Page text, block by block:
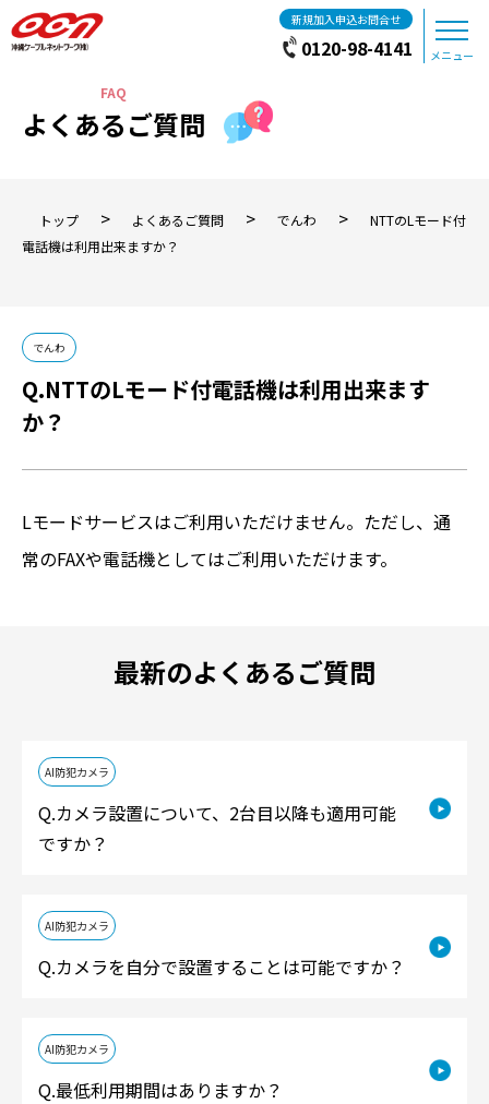
新規加入申込お問合せ
0120-98-4141 メニュー
よくあるご質問
トップ > よくあるご質問 > でんわ >
NTTのLモード付
電話機は利用出来ますか？
でんわ
NTTのLモード付電話機は利用出来ます
か？
Lモードサービスはご利用いただけません。ただし、通
常のFAXや電話機としてはご利用いただけます。
最新のよくあるご質問
AI防犯カメラ
カメラ設置について、2台目以降も適用可能
ですか？
AI防犯カメラ
カメラを自分で設置することは可能ですか？
AI防犯カメラ
最低利用期間はありますか？